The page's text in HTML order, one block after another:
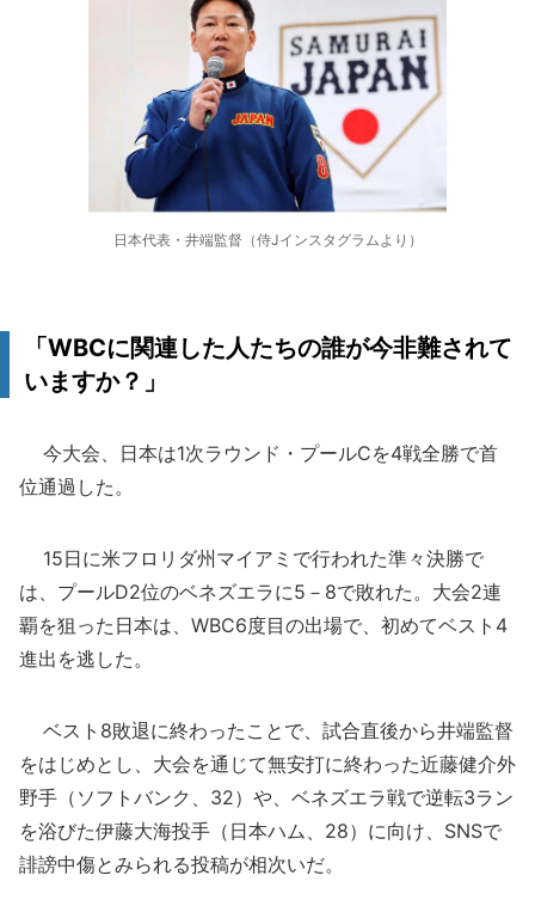
日本代表・井端監督（侍Jインスタグラムより）
「WBCに関連した人たちの誰が今非難されて
いますか？」
今大会、日本は1次ラウンド・プールCを4戦全勝で首
位通過した。
15日に米フロリダ州マイアミで行われた準々決勝で
は、プールD2位のベネズエラに5－8で敗れた。大会2連
覇を狙った日本は、WBC6度目の出場で、初めてベスト4
進出を逃した。
ベスト8敗退に終わったことで、試合直後から井端監督
をはじめとし、大会を通じて無安打に終わった近藤健介外
野手（ソフトバンク、32）や、ベネズエラ戦で逆転3ラン
を浴びた伊藤大海投手（日本ハム、28）に向け、SNSで
誹謗中傷とみられる投稿が相次いだ。